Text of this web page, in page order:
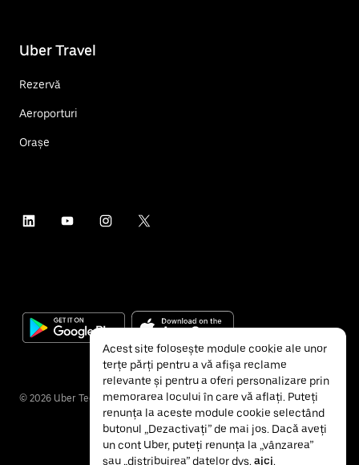
Uber Travel
Rezervă
Aeroporturi
Orașe
© 2026 Uber Technologies Inc.
Acest site folosește module cookie ale unor
terțe părți pentru a vă afișa reclame
relevante și pentru a oferi personalizare prin
memorarea locului în care vă aflați. Puteți
renunța la aceste module cookie selectând
butonul „Dezactivați” de mai jos. Dacă aveți
un cont Uber, puteți renunța la „vânzarea”
sau „distribuirea” datelor dvs. aici.